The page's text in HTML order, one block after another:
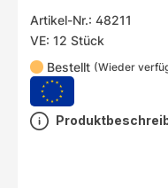
Artikel-Nr.: 48211
VE: 12 Stück
Bestellt (Wieder